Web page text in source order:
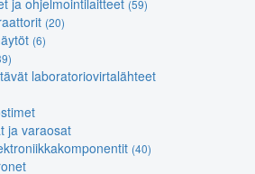
ja ohjelmointilaitteet (59)
(20)
(6)
laboratoriovirtalähteet
ja varaosat
(40)